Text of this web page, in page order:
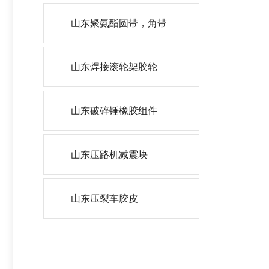
山东聚氨酯圆带，角带
山东焊接滚轮架胶轮
山东破碎锤橡胶组件
山东压路机减震块
山东压裂车胶皮